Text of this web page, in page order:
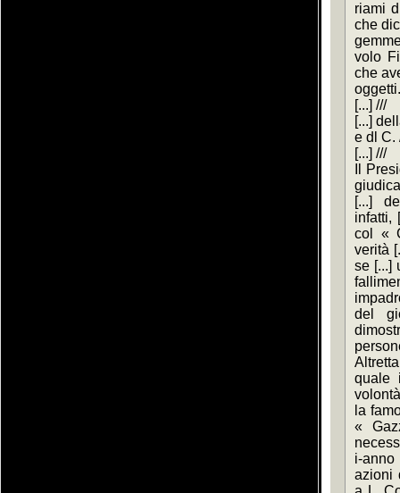
riami
che
volo
che
[...] ///
[...]
e dl C.
[...] ///
Il
[...]
infatti,
col «
verità
se [...]
del
quale
la
«
i-
azioni